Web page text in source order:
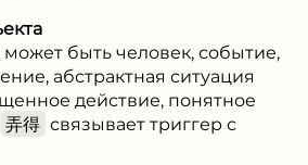
быть человек, событие,
абстрактная ситуация
действие, понятное
弄得 связывает триггер с